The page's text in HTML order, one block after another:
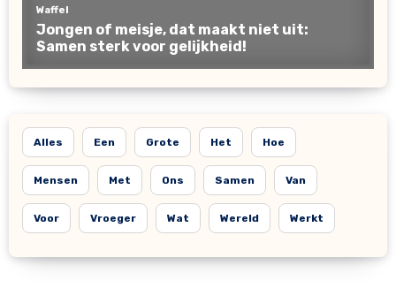
Alles Een Grote Het Hoe
Mensen Met Ons Samen Van
Voor Vroeger Wat Wereld Werkt